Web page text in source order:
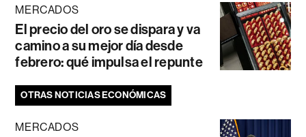
MERCADOS
El precio del oro se dispara y va
camino a su mejor día desde
febrero: qué impulsa el repunte
OTRAS NOTICIAS ECONÓMICAS
MERCADOS